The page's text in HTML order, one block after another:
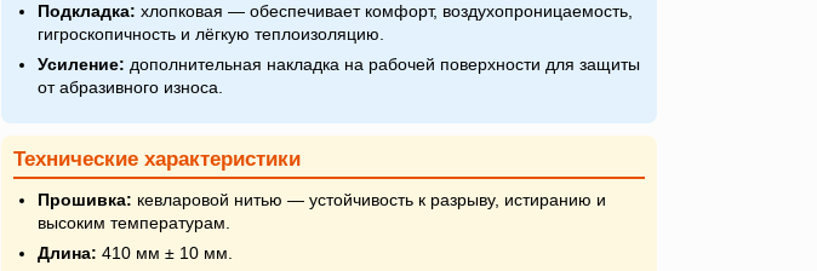
Подкладка: хлопковая — обеспечивает комфорт, воздухопроницаемость,
гигроскопичность и лёгкую теплоизоляцию.
Усиление: дополнительная накладка на рабочей поверхности для защиты
от абразивного износа.
Технические характеристики
Прошивка: кевларовой нитью — устойчивость к разрыву, истиранию и
высоким температурам.
Длина: 410 мм ± 10 мм.